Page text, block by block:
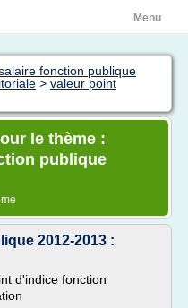
Menu
fonction publique
> valeur point
le thème :
publique
2012-2013 :
d'indice fonction